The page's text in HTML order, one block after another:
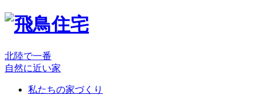
北陸で一番
自然に近い家
私たちの家づくり